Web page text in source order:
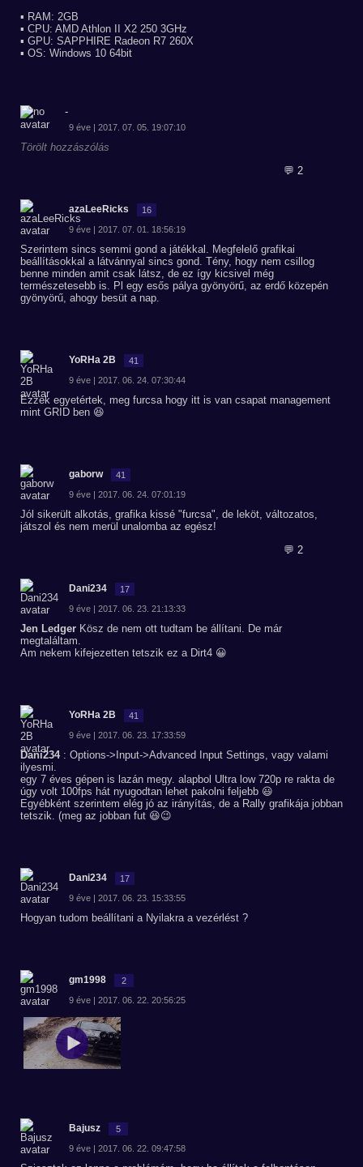
▪ RAM: 2GB
▪ CPU: AMD Athlon II X2 250 3GHz
▪ GPU: SAPPHIRE Radeon R7 260X
▪ OS: Windows 10 64bit
-
9 éve | 2017. 07. 05. 19:07:10
Törölt hozzászólás
💬 2
azaLeeRicks 16
9 éve | 2017. 07. 01. 18:56:19
Szerintem sincs semmi gond a játékkal. Megfelelő grafikai
beállításokkal a látvánnyal sincs gond. Tény, hogy nem csillog
benne minden amit csak látsz, de ez így kicsivel még
természetesebb is. Pl egy esős pálya gyönyörű, az erdő közepén
gyönyörű, ahogy besüt a nap.
YoRHa 2B 41
9 éve | 2017. 06. 24. 07:30:44
Ezzek egyetértek, meg furcsa hogy itt is van csapat management
mint GRID ben 😆
gaborw 41
9 éve | 2017. 06. 24. 07:01:19
Jól sikerült alkotás, grafika kissé "furcsa", de leköt, változatos,
játszol és nem merül unalomba az egész!
💬 2
Dani234 17
9 éve | 2017. 06. 23. 21:13:33
Jen Ledger Kösz de nem ott tudtam be állítani. De már
megtaláltam.
Am nekem kifejezetten tetszik ez a Dirt4 😀
YoRHa 2B 41
9 éve | 2017. 06. 23. 17:33:59
Dani234: Options->Input->Advanced Input Settings, vagy valami
ilyesmi.
egy 7 éves gépen is lazán megy. alapbol Ultra low 720p re rakta de
úgy volt 100fps hát nyugodtan lehet pakolni feljebb 😃
Egyébként szerintem elég jó az irányítás, de a Rally grafikája jobban
tetszik. (meg az jobban fut 😆😉
Dani234 17
9 éve | 2017. 06. 23. 15:33:55
Hogyan tudom beállítani a Nyilakra a vezérlést ?
gm1998 2
9 éve | 2017. 06. 22. 20:56:25
Bajusz 5
9 éve | 2017. 06. 22. 09:47:58